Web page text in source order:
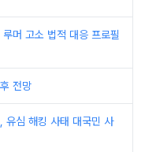
머 고소 법적 대응 프로필
전망
유심 해킹 사태 대국민 사